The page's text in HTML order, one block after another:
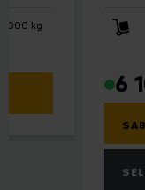
6
2000 kg